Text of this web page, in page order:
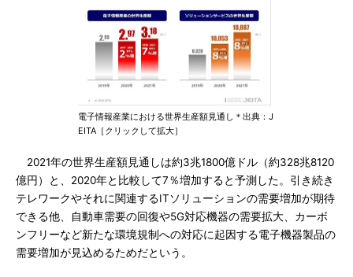
電子情報産業における世界生産額見通し＊出典：J
EITA［クリックして拡大］
2021年の世界生産額見通しは約3兆1800億ドル（約328兆8120
億円）と、2020年と比較して7％増加すると予測した。引き続き
テレワークやそれに関連するITソリューションの需要増加が期待
できる他、自動車需要の回復や5G対応機器の需要拡大、カーボ
ンフリーなど新たな環境規制への対応に起因する電子機器製品の
需要増加が見込めるためだという。